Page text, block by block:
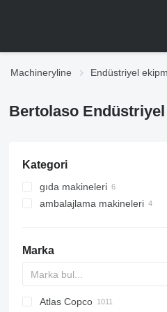
Machineryline Endüstriyel
Bertolaso
Kategori
gıda makineleri
içecek ekipmanları
ambalajlama makineleri
Marka
PDS
APD
AB
Ensis
VZ
AG3
Atlas Copco